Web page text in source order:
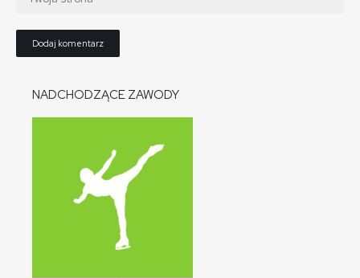
NADCHODZĄCE ZAWODY